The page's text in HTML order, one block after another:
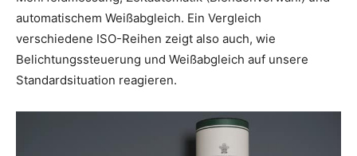
automatischem Weißabgleich. Ein Vergleich
verschiedene ISO-Reihen zeigt also auch, wie
Belichtungssteuerung und Weißabgleich auf unsere
Standardsituation reagieren.